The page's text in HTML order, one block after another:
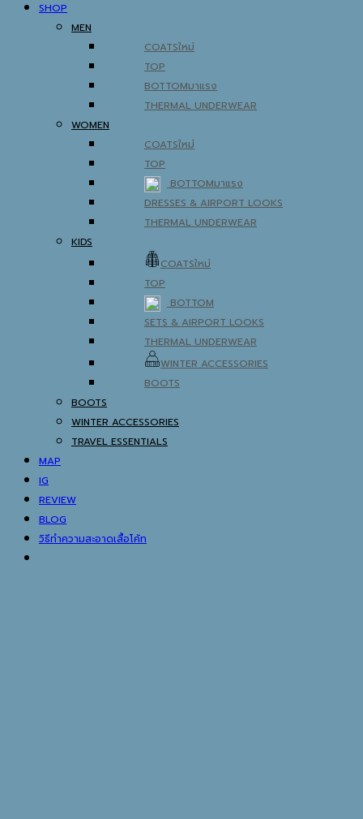
SHOP
MEN
COATS
TOP
BOTTOM
THERMAL UNDERWEAR
WOMEN
COATS
TOP
BOTTOM
DRESSES & AIRPORT LOOKS
THERMAL UNDERWEAR
KIDS
COATS
TOP
BOTTOM
SETS & AIRPORT LOOKS
THERMAL UNDERWEAR
WINTER ACCESSORIES
BOOTS
BOOTS
WINTER ACCESSORIES
TRAVEL ESSENTIALS
MAP
IG
REVIEW
BLOG
วิธีทำความสะอาดเสื้อโค้ท